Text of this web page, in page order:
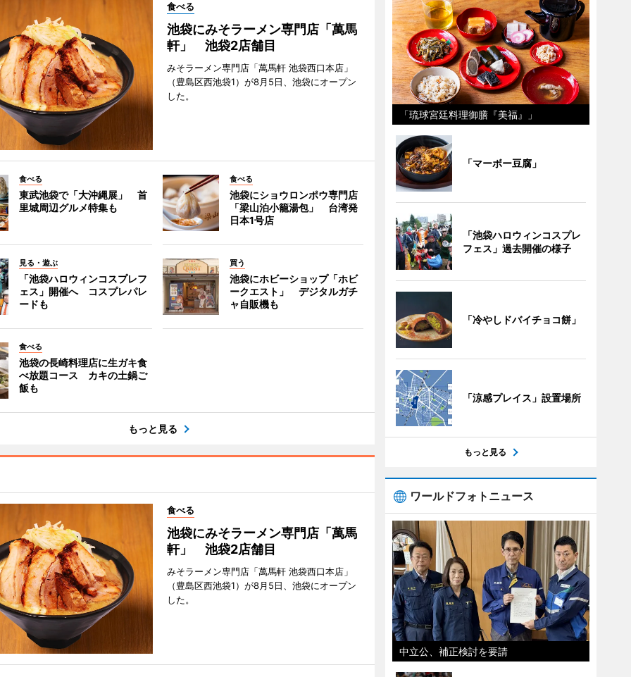
食べる
池袋にみそラーメン専門店「萬馬
軒」 池袋2店舗目
みそラーメン専門店「萬馬軒 池袋西口本店」
（豊島区西池袋1）が8月5日、池袋にオープン
した。
食べる
東武池袋で「大沖縄展」 首
里城周辺グルメ特集も
食べる
池袋にショウロンポウ専門店
「梁山泊小籠湯包」 台湾発
日本1号店
見る・遊ぶ
「池袋ハロウィンコスプレフ
ェス」開催へ コスプレパレ
ードも
買う
池袋にホビーショップ「ホビ
ークエスト」 デジタルガチ
ャ自販機も
食べる
池袋の長崎料理店に生ガキ食
べ放題コース カキの土鍋ご
飯も
もっと見る
食べる
池袋にみそラーメン専門店「萬馬
軒」 池袋2店舗目
みそラーメン専門店「萬馬軒 池袋西口本店」
（豊島区西池袋1）が8月5日、池袋にオープン
した。
「琉球宮廷料理御膳『美福』」
「マーボー豆腐」
「池袋ハロウィンコスプレ
フェス」過去開催の様子
「冷やしドバイチョコ餅」
「涼感プレイス」設置場所
もっと見る
ワールドフォトニュース
中立公、補正検討を要請